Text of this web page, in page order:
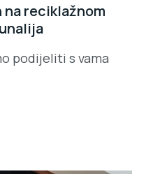
na reciklažnom
podijeliti s vama